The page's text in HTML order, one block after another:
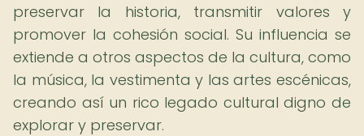
preservar la historia, transmitir valores y
promover la cohesión social. Su influencia se
extiende a otros aspectos de la cultura, como
la música, la vestimenta y las artes escénicas,
creando así un rico legado cultural digno de
explorar y preservar.